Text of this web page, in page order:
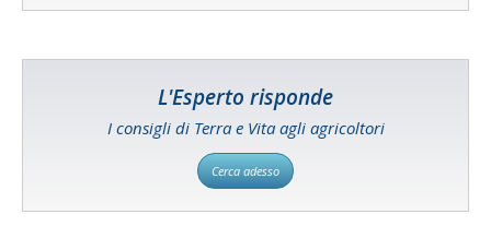
L'Esperto risponde
I consigli di Terra e Vita agli agricoltori
Cerca adesso